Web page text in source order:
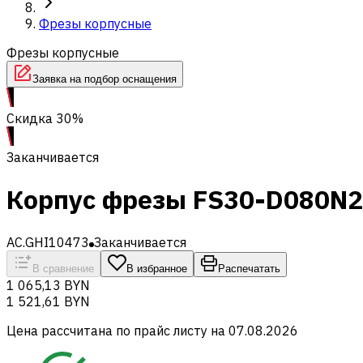
Фрезы корпусные
Фрезы корпусные
Заявка на подбор оснащения
Скидка 30%
Заканчивается
Корпус фрезы FS30-
AC.GHI10473 Заканчивается
В сравнение В избранное Распечатать
1 065,13 BYN
1 521,61 BYN
Цена рассчитана по прайс листу на 07.08.2026